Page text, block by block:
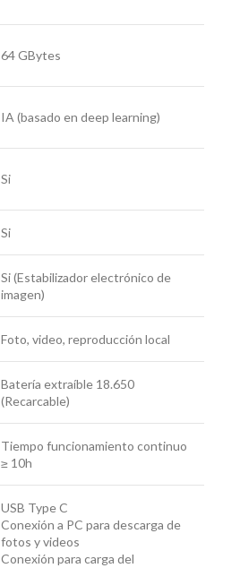
64 GBytes
IA (basado en deep learning)
Si
Si
Si (Estabilizador electrónico de
imagen)
Foto, video, reproducción local
Batería extraíble 18.650
(Recarcable)
Tiempo funcionamiento continuo
≥ 10h
USB Type C
Conexión a PC para descarga de
fotos y videos
Conexión para carga del